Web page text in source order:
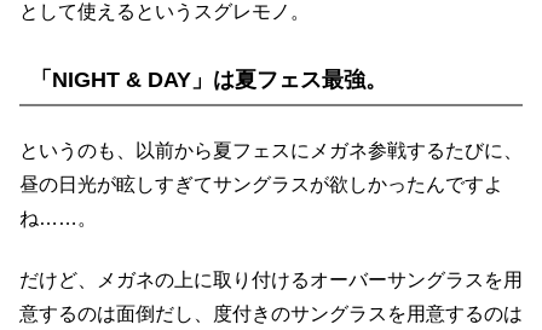
として使えるというスグレモノ。
「NIGHT & DAY」は夏フェス最強。
というのも、以前から夏フェスにメガネ参戦するたびに、
昼の日光が眩しすぎてサングラスが欲しかったんですよ
ね……。
だけど、メガネの上に取り付けるオーバーサングラスを用
意するのは面倒だし、度付きのサングラスを用意するのは